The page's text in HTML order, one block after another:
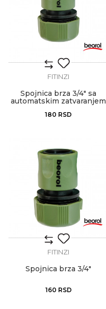
FITINZI
Spojnica brza 3/4" sa
automatskim zatvaranjem
180 RSD
FITINZI
Spojnica brza 3/4"
160 RSD